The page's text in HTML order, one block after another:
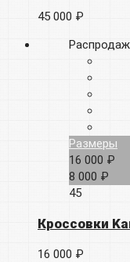
45 000 ₽
Размеры
16 000 ₽
8 000 ₽
45
Кроссовки
16 000 ₽